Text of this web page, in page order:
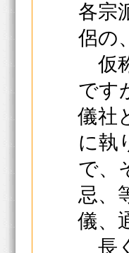
各宗
侶の
仮
です
儀社
に執
で、
忌、
儀、
長